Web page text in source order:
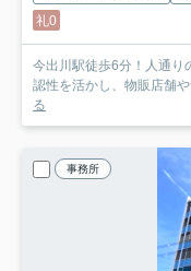
礼0
今出川駅徒歩6分！人通り
認性を活かし、物販店舗
る
事務所